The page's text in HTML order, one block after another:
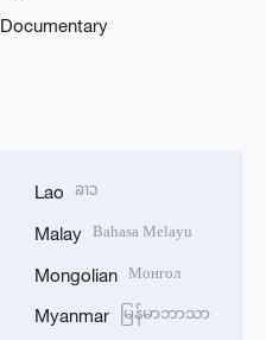
Documentary
Lao ລາວ
Malay Bahasa Melayu
Mongolian Монгол
Myanmar မြန်မာဘာသာ